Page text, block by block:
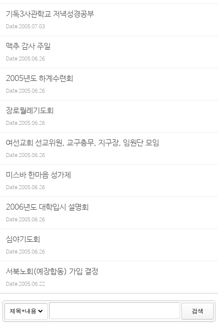
기독3사관학교 저녁성경공부
Date2005.07.03
맥추 감사 주일
Date2005.06.26
2005년도 하계수련회
Date2005.06.26
장로월례기도회
Date2005.06.26
여선교회 선교위원, 교구총무, 지구장, 임원단 모임
Date2005.06.26
미스바 한마음 성가제
Date2005.06.26
2006년도 대학입시 설명회
Date2005.06.26
심야기도회
Date2005.06.26
서북노회(예장합동) 가입 결정
Date2005.06.22
검색